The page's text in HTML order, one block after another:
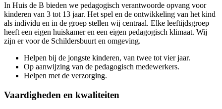
In Huis de B bieden we pedagogisch verantwoorde opvang voor
kinderen van 3 tot 13 jaar. Het spel en de ontwikkeling van het kind
als individu en in de groep stellen wij centraal. Elke leeftijdsgroep
heeft een eigen huiskamer en een eigen pedagogisch klimaat. Wij
zijn er voor de Schildersbuurt en omgeving.
Helpen bij de jongste kinderen, van twee tot vier jaar.
Op aanwijzing van de pedagogisch medewerkers.
Helpen met de verzorging.
Vaardigheden en kwaliteiten